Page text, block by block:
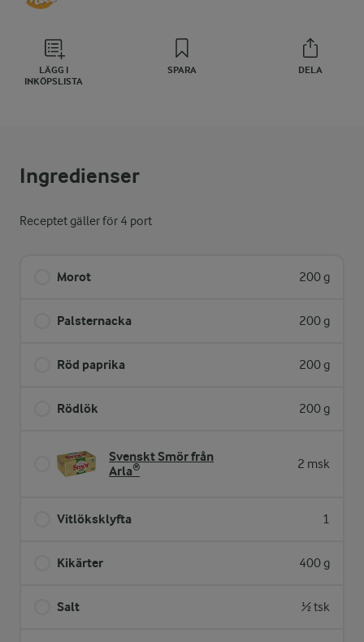
LÄGG I
INKÖPSLISTA
SPARA DELA
Ingredienser
Receptet gäller för 4 port
Morot 200 g
Palsternacka 200 g
Röd paprika 200 g
Rödlök 200 g
Svenskt Smör från
Arla®
2 msk
Vitlöksklyfta 1
Kikärter 400 g
Salt ½ tsk